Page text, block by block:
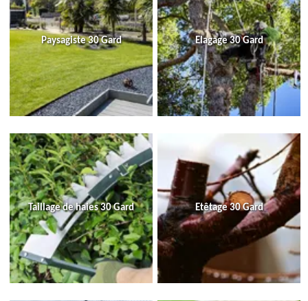
Paysagiste 30 Gard Elagage 30 Gard
Taillage de haies 30 Gard Etêtage 30 Gard